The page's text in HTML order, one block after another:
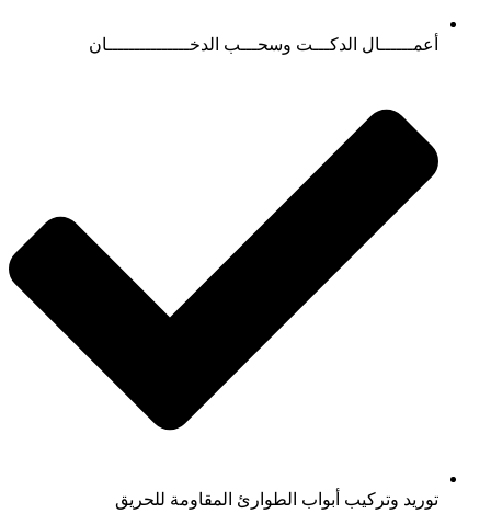
أعمــــــال الدكـــت وسحـــب الدخـــــــــــــــان
توريد وتركيب أبواب الطوارئ المقاومة للحريق